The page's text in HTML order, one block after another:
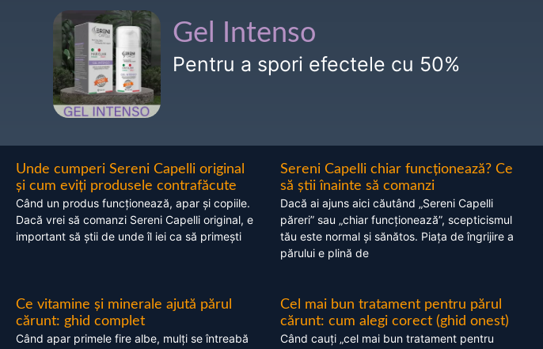
Gel Intenso
Pentru a spori efectele cu 50%
Unde cumperi Sereni Capelli original
și cum eviți produsele contrafăcute
Când un produs funcționează, apar și copiile.
Dacă vrei să comanzi Sereni Capelli original, e
important să știi de unde îl iei ca să primești
Sereni Capelli chiar funcționează? Ce
să știi înainte să comanzi
Dacă ai ajuns aici căutând „Sereni Capelli
păreri” sau „chiar funcționează”, scepticismul
tău este normal și sănătos. Piața de îngrijire a
părului e plină de
Ce vitamine și minerale ajută părul
cărunt: ghid complet
Când apar primele fire albe, mulți se întreabă
Cel mai bun tratament pentru părul
cărunt: cum alegi corect (ghid onest)
Când cauți „cel mai bun tratament pentru